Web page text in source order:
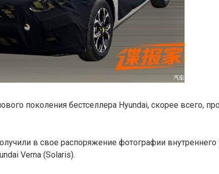
поколения бестселлера Hyundai, скорее всего,
в свое распоряжение фотографии внутреннего
Verna (Solaris).